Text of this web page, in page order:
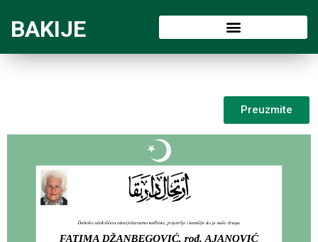
BAKIJE
Preuzmite